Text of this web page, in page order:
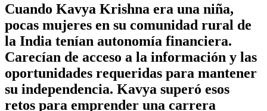
Cuando Kavya Krishna era una niña,
pocas mujeres en su comunidad rural de
la India tenían autonomía financiera.
Carecían de acceso a la información y las
oportunidades requeridas para mantener
su independencia. Kavya superó esos
retos para emprender una carrera